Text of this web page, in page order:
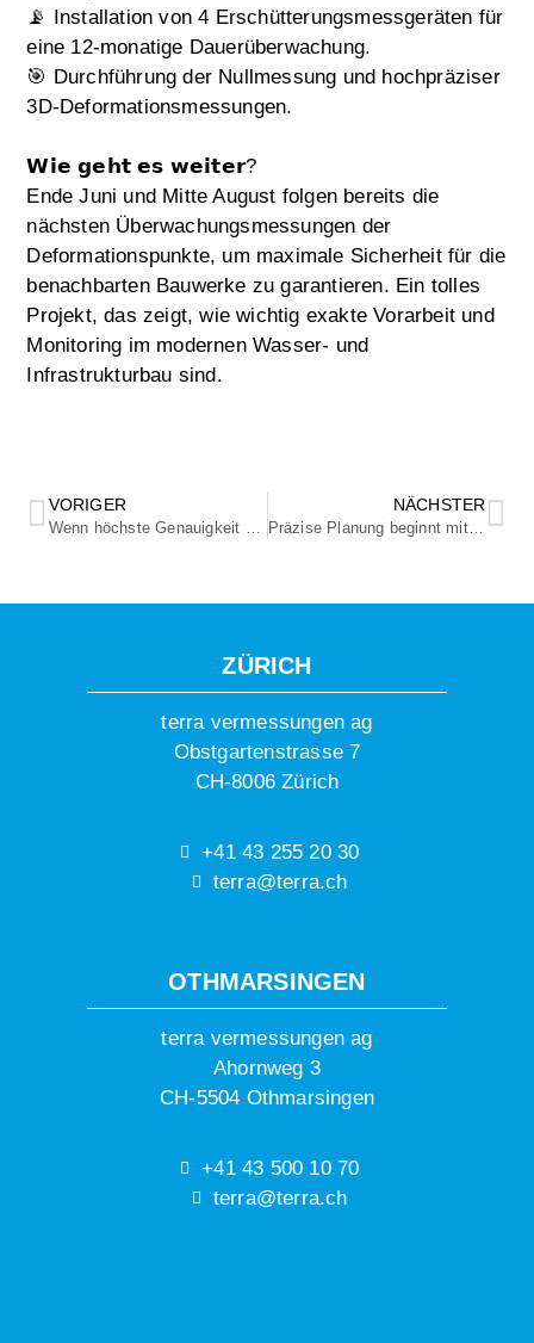
📡 Installation von 4 Erschütterungsmessgeräten für
eine 12-monatige Dauerüberwachung.
🎯 Durchführung der Nullmessung und hochpräziser
3D-Deformationsmessungen.
𝗪𝗶𝗲 𝗴𝗲𝗵𝘁 𝗲𝘀 𝘄𝗲𝗶𝘁𝗲𝗿?
Ende Juni und Mitte August folgen bereits die
nächsten Überwachungsmessungen der
Deformationspunkte, um maximale Sicherheit für die
benachbarten Bauwerke zu garantieren. Ein tolles
Projekt, das zeigt, wie wichtig exakte Vorarbeit und
Monitoring im modernen Wasser- und
Infrastrukturbau sind.
VORIGER NÄCHSTER
Präzise Planung beginnt mit einem vollständigen Abbild der Realität
ZÜRICH
terra vermessungen ag
Obstgartenstrasse 7
CH-8006 Zürich
+41 43 255 20 30
terra@terra.ch
OTHMARSINGEN
terra vermessungen ag
Ahornweg 3
CH-5504 Othmarsingen
+41 43 500 10 70
terra@terra.ch